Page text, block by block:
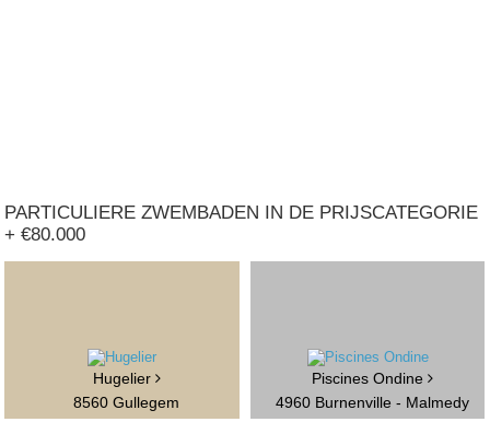
PARTICULIERE ZWEMBADEN IN DE PRIJSCATEGORIE
+ €80.000
Hugelier
8560 Gullegem
Piscines Ondine
4960 Burnenville - Malmedy